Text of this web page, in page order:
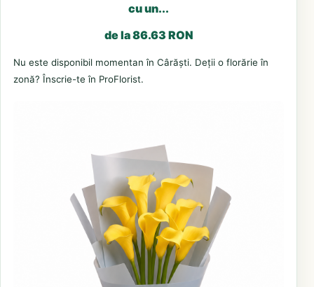
cu un...
de la 86.63 RON
Nu este disponibil momentan în Cârăști. Deții o florărie în
zonă? Înscrie-te în ProFlorist.